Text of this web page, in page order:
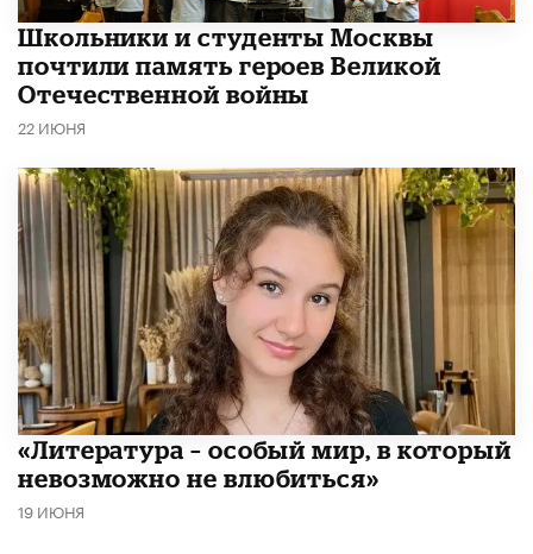
Школьники и студенты Москвы
почтили память героев Великой
Отечественной войны
22 ИЮНЯ
​«Литература – особый мир, в который
невозможно не влюбиться»
19 ИЮНЯ